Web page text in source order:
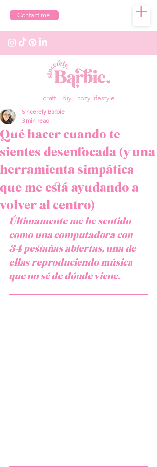
Contact me!
craft · diy · cozy lifestyle
Qué hacer cuando te
sientes desenfocada (y una
herramienta simpática
que me está ayudando a
volver al centro)
Sincerely Barbie
3 min read
Últimamente me he sentido
como una computadora con
34 pestañas abiertas, una de
ellas reproduciendo música
que no sé de dónde viene.